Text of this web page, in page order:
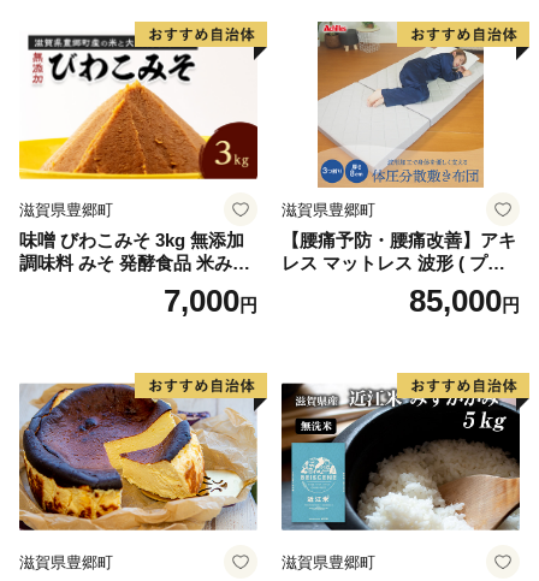
滋賀県豊郷町
味噌 びわこみそ 3kg 無添加
調味料 みそ 発酵食品 米みそ
7,000円
滋賀県豊郷町
【腰痛予防・腰痛改善】アキ
レス マットレス 波形 ( プロ
ファイル ) 加工 コスパ 体圧
分散 敷き布団 かため 8cm 18
グルマットレス 日用品 滋賀
県 豊郷町
85,000円
滋賀県豊郷町 滋賀県豊郷町